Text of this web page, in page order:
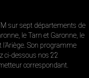
sur sept départements de
le Tarn et Garonne, le
l’Ariège. Son programme
ci-dessous nos 22
correspondant.